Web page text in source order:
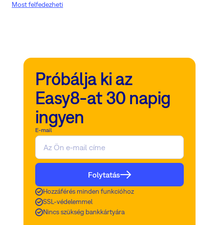
Most felfedezheti
Próbálja ki az
Easy8-at 30 napig
ingyen
E-mail
Folytatás
Hozzáférés minden funkcióhoz
SSL-védelemmel
Nincs szükség bankkártyára